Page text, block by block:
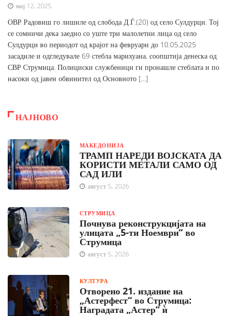
мај 12, 2025
ОВР Радовиш го лишиле од слобода Д.Ѓ.(20) од село Сулдурци. Тој
се сомничи дека заедно со уште три малолетни лица од село
Сулдурци во периодот од крајот на февруари до 10.05.2025
засадиле и одгледувале 69 стебла марихуана, соопштија денеска од
СВР Струмица. Полициски службеници ги пронашле стеблата и по
насоки од јавен обвинител од Основното […]
НАЈНОВО
МАКЕДОНИЈА
ТРАМП НАРЕДИ ВОЈСКАТА ДА
КОРИСТИ МЕТАЛИ САМО ОД
САД ИЛИ
август 5, 2026
СТРУМИЦА
Почнува реконструкцијата на
улицата „5-ти Ноември“ во
Струмица
август 5, 2026
КУЛТУРА
Отворено 21. издание на
„Астерфест“ во Струмица:
Наградата „Астер“ ѝ